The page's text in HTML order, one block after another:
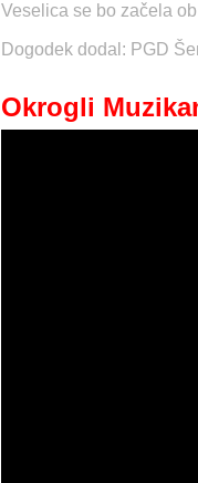
Veselica se bo začela
Dogodek dodal: PGD
Okrogli